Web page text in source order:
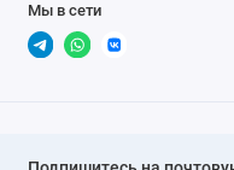
Мы в сети